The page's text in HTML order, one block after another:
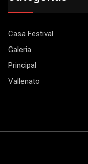
Casa Festival
Galeria
Principal
Vallenato